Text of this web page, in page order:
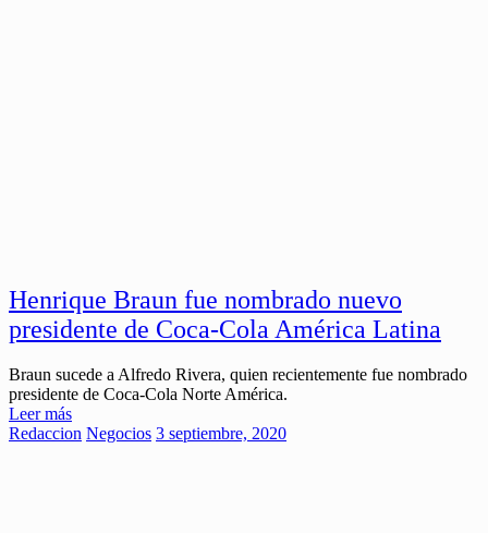
Henrique Braun fue nombrado nuevo
presidente de Coca-Cola América Latina
Braun sucede a Alfredo Rivera, quien recientemente fue nombrado
presidente de Coca-Cola Norte América.
Leer más
Redaccion Negocios 3 septiembre, 2020